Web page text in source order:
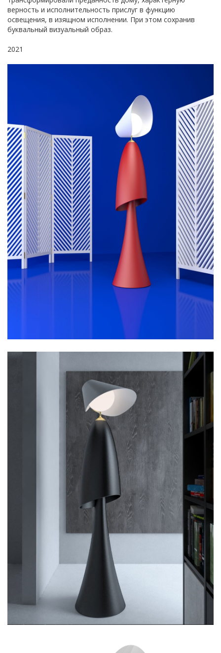
верность и исполнительность прислуг в функцию
освещения, в изящном исполнении. При этом сохранив
буквальный визуальный образ.
2021